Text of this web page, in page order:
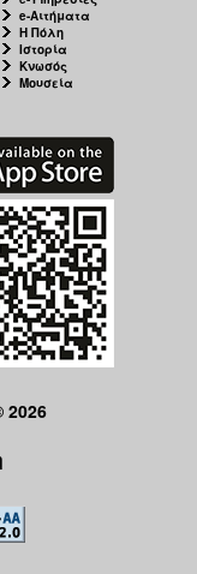
e-Αιτήματα
Η Πόλη
Ιστορία
Κνωσός
Μουσεία
2026